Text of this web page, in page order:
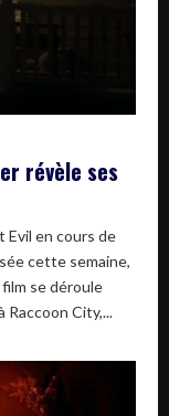
révèle ses
Evil en cours de
cette semaine,
se déroule
City,...